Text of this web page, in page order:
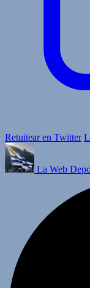
Retuitear en Twitter
La Web